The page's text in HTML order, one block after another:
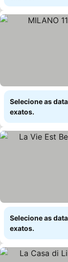
Selecione as
exatos.
Selecione as
exatos.